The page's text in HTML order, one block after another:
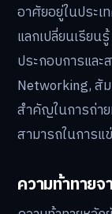
อาศัยอยู่ในประเ
แลกเปลี่ยนเรียน
ประกอบการแล
Networking, สั
สำคัญในการถ่า
สามารถในการแ
ความท้าทายจ